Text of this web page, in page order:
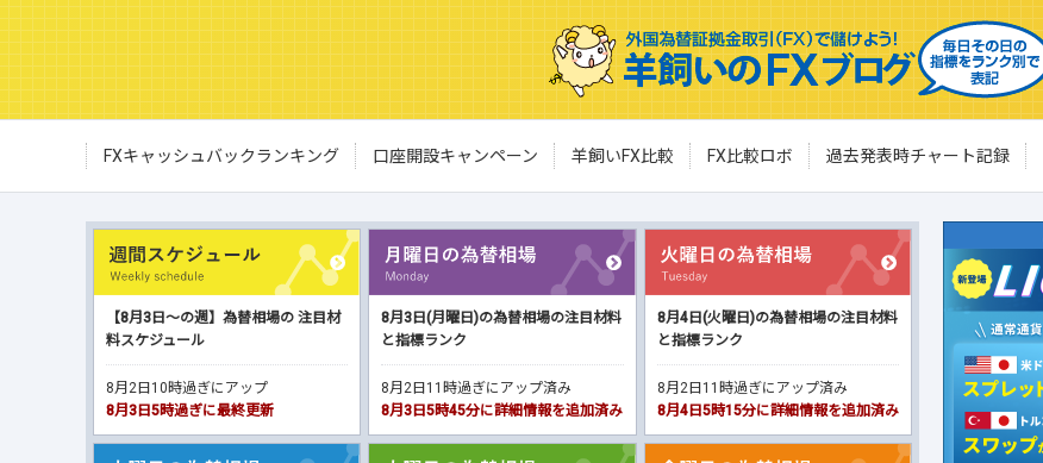
FXキャッシュバックランキング 口座開設キャンペーン 羊飼いFX比較 FX比較ロボ 過去発表時チャート記録
【8月3日～の週】為替相場の 注目材
料スケジュール
8月2日10時過ぎにアップ
8月3日5時過ぎに最終更新
8月3日(月曜日)の為替相場の注目材料
と指標ランク
8月2日11時過ぎにアップ済み
8月3日5時45分に詳細情報を追加済み
8月4日(火曜日)の為替相場の注目材料
と指標ランク
8月2日11時過ぎにアップ済み
8月4日5時15分に詳細情報を追加済み